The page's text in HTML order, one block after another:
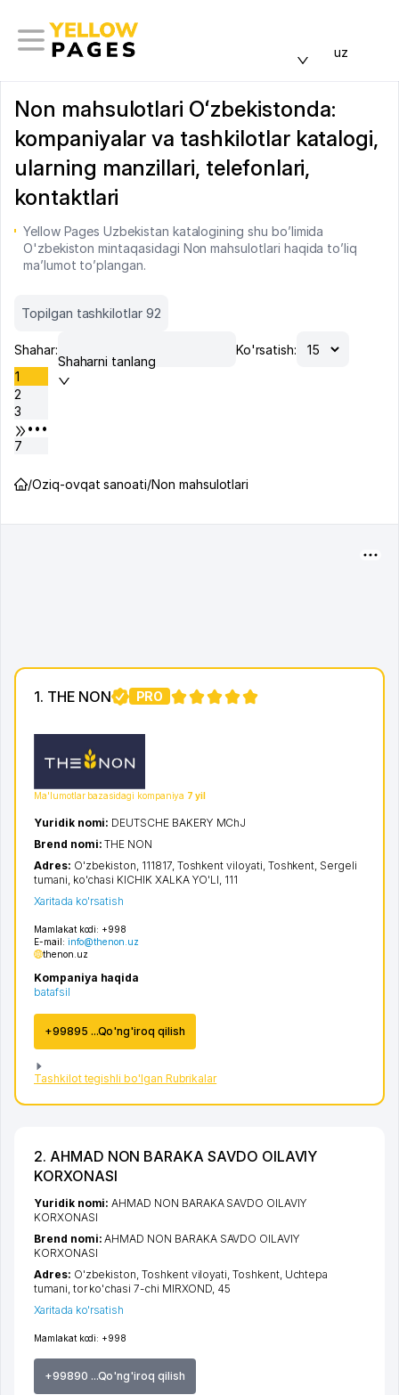
uz
Non mahsulotlari Oʻzbekistonda:
kompaniyalar va tashkilotlar katalogi,
ularning manzillari, telefonlari,
kontaktlari
Yellow Pages Uzbekistan katalogining shu bo’limida
O'zbekiston mintaqasidagi Non mahsulotlari haqida to’liq
ma’lumot to’plangan.
Topilgan tashkilotlar 92
Shahar:
Shaharni tanlang
Ko'rsatish:
1
2
3
•••
7
/Oziq-ovqat sanoati/Non mahsulotlari
1. THE NON
PRO
Ma'lumotlar bazasidagi kompaniya 7 yil
Mamlakat kodi: +998
E-mail: info@thenon.uz
thenon.uz
Kompaniya haqida
batafsil
+99895 ...Qo'ng'iroq qilish
Tashkilot tegishli bo'lgan Rubrikalar
Yuridik nomi: DEUTSCHE BAKERY MChJ
Brend nomi:THE NON
Adres: O'zbekiston, 111817, Toshkent viloyati, Toshkent, Sergeli
tumani, ko'chasi KICHIK XALKA YO'LI, 111
Xaritada ko'rsatish
2. AHMAD NON BARAKA SAVDO OILAVIY
KORXONASI
Mamlakat kodi: +998
+99890 ...Qo'ng'iroq qilish
Yuridik nomi:AHMAD NON BARAKA SAVDO OILAVIY
KORXONASI
Brend nomi:AHMAD NON BARAKA SAVDO OILAVIY
KORXONASI
Adres: O'zbekiston,Toshkent viloyati ,Toshkent, Uchtepa
tumani tor ko'chasi 7-chi MIRXOND , 45
Xaritada ko'rsatish